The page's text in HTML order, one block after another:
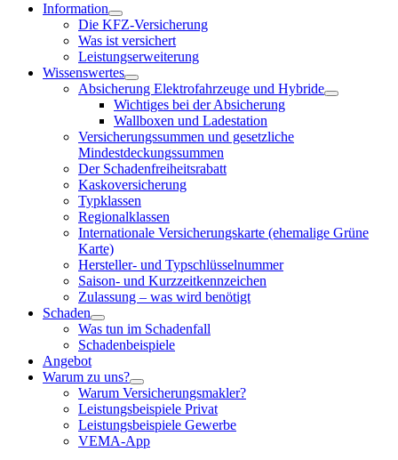
Information
Die KFZ-Versicherung
Was ist versichert
Leistungserweiterung
Wissenswertes
Absicherung Elektrofahrzeuge und Hybride
Wichtiges bei der Absicherung
Wallboxen und Ladestation
Versicherungssummen und gesetzliche
Mindestdeckungssummen
Der Schadenfreiheitsrabatt
Kaskoversicherung
Typklassen
Regionalklassen
Internationale Versicherungskarte (ehemalige Grüne
Karte)
Hersteller- und Typschlüsselnummer
Saison- und Kurzzeitkennzeichen
Zulassung – was wird benötigt
Schaden
Was tun im Schadenfall
Schadenbeispiele
Angebot
Warum zu uns?
Warum Versicherungsmakler?
Leistungsbeispiele Privat
Leistungsbeispiele Gewerbe
VEMA-App